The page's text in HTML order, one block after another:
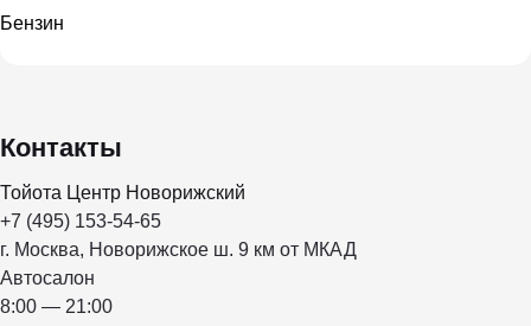
Бензин
Контакты
Тойота Центр Новорижский
+7 (495) 153-54-65
г. Москва, Новорижское ш. 9 км от МКАД
Автосалон
8:00 — 21:00